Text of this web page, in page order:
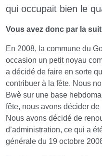
qui occupait bien le
Vous avez donc par la
En 2008, la commune du
occasion un petit noyau
a décidé de faire en sorte
contribuer à la fête. Nous
Bwè sur une base
fête, nous avons décider
Nous avons décidé de
d’administration, ce qui a
générale du 19 octobre